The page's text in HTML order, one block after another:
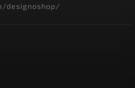
designoshop/